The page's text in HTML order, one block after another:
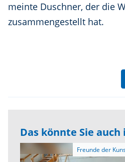
meinte Duschner, der die
zusammengestellt hat.
Das könnte Sie